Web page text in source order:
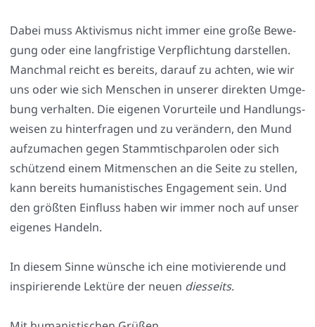
Dabei muss Akti­vis­mus nicht immer eine gro­ße Bewe­
gung oder eine lang­fris­ti­ge Ver­pflich­tung dar­stel­len.
Manch­mal reicht es bereits, dar­auf zu ach­ten, wie wir
uns oder wie sich Men­schen in unse­rer direk­ten Umge­
bung ver­hal­ten. Die eige­nen Vor­ur­tei­le und Hand­lungs­
wei­sen zu hin­ter­fra­gen und zu ver­än­dern, den Mund
auf­zu­ma­chen gegen Stamm­tisch­pa­ro­len oder sich
schüt­zend einem Mit­men­schen an die Sei­te zu stel­len,
kann bereits huma­nis­ti­sches Enga­ge­ment sein. Und
den größ­ten Ein­fluss haben wir immer noch auf unser
eige­nes Han­deln.
In die­sem Sin­ne wün­sche ich eine moti­vie­ren­de und
inspi­rie­ren­de Lek­tü­re der neu­en dies­seits.